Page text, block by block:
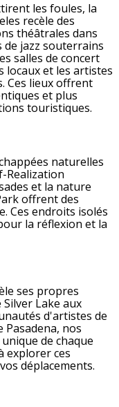
les foules, la
recèle des
théâtrales dans
de jazz souterrains
salles de concert
locaux et les artistes
Ces lieux offrent
et plus
touristiques.
naturelles
Realization
et la nature
offrent des
Ces endroits isolés
la réflexion et la
ses propres
Lake aux
d'artistes de
Pasadena, nos
de chaque
explorer ces
déplacements.